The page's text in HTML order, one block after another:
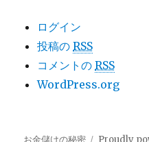
ログイン
投稿のRSS
コメントのRSS
WordPress.org
お金儲けの秘密 Proudly